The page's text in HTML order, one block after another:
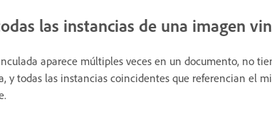
las instancias de una imagen
aparece múltiples veces en un documento, no
y todas las instancias coincidentes que referencian el